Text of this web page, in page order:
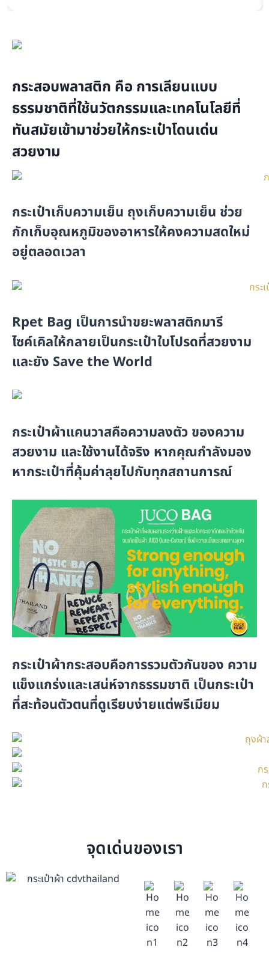
กระสอบพลาสติก คือ การเลียนแบบ
ธรรมชาติที่ใช้นวัตกรรมและเทคโนโลยีที่
ทันสมัยเข้ามาช่วยให้กระเป๋าโดนเด่น
สวยงาม
กระเป๋าเก็บความเย็น ถุงเก็บความเย็น ช่วย
กักเก็บอุณหภูมิของอาหารให้คงความสดใหม่
อยู่ตลอดเวลา
Rpet Bag เป็นการนำขยะพลาสติกมารี
ไซค์เคิลให้กลายเป็นกระเป๋าใบโปรดที่สวยงาม
และยัง Save the World
กระเป๋าผ้าแคนวาสคือความลงตัว ของความ
สวยงาม และใช้งานได้จริง หากคุณกำลังมอง
หากระเป๋าที่คุ้มค่าลุยไปกับทุกสถานการณ์
กระเป๋าผ้ากระสอบคือการรวมตัวกันของ ความ
แข็งแกร่งและเสน่ห์จากธรรมชาติ เป็นกระเป๋า
ที่สะท้อนตัวตนที่ดูเรียบง่ายแต่พรีเมียม
จุดเด่นของเรา